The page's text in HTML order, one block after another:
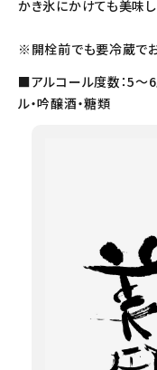
かき氷にかけても美味し
※開栓前でも要冷蔵でお
■アルコール度数：5～
ル・吟醸酒・糖類